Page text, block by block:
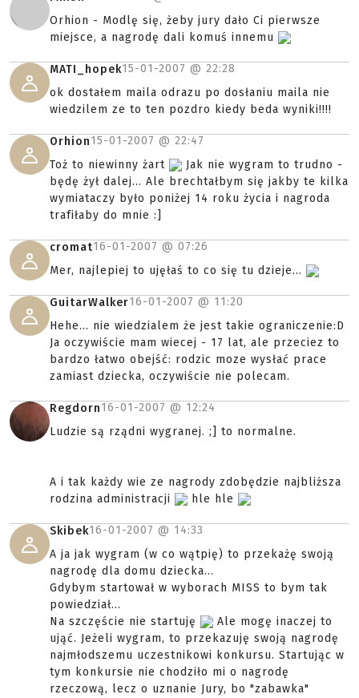
Orhion - Modlę się, żeby jury dało Ci pierwsze
miejsce, a nagrodę dali komuś innemu
MATI_hopek15-01-2007 @ 22:28
ok dostałem maila odrazu po dosłaniu maila nie
wiedzilem ze to ten pozdro kiedy beda wyniki!!!!
Orhion15-01-2007 @ 22:47
Toż to niewinny żart
Jak nie wygram to trudno -
będę żył dalej... Ale brechtałbym się jakby te kilka
wymiataczy było poniżej 14 roku życia i nagroda
trafiłaby do mnie :]
cromat16-01-2007 @ 07:26
Mer, najlepiej to ujęłaś to co się tu dzieje...
GuitarWalker16-01-2007 @ 11:20
Hehe... nie wiedzialem że jest takie ograniczenie:D
Ja oczywiście mam wiecej - 17 lat, ale przeciez to
bardzo łatwo obejść: rodzic moze wysłać prace
zamiast dziecka, oczywiście nie polecam.
Regdorn16-01-2007 @ 12:24
Ludzie są rządni wygranej. ;] to normalne.
A i tak każdy wie ze nagrody zdobędzie najbliższa
rodzina administracji
hle hle
Skibek16-01-2007 @ 14:33
A ja jak wygram (w co wątpię) to przekażę swoją
nagrodę dla domu dziecka...
Gdybym startował w wyborach MISS to bym tak
powiedział...
Na szczęście nie startuję
Ale mogę inaczej to
ująć. Jeżeli wygram, to przekazuję swoją nagrodę
najmłodszemu uczestnikowi konkursu. Startując w
tym konkursie nie chodziło mi o nagrodę
rzeczową, lecz o uznanie Jury, bo "zabawka"